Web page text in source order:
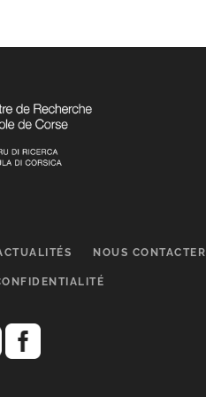
NOUS CONTACTER